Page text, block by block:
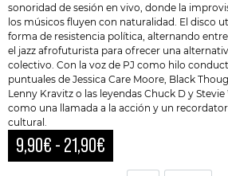
sonoridad de sesión en vivo, donde la
los músicos fluyen con naturalidad. El disco
forma de resistencia política, alternando
el jazz afrofuturista para ofrecer una
colectivo. Con la voz de PJ como hilo
puntuales de Jessica Care Moore, Black
Lenny Kravitz o las leyendas Chuck D y
como una llamada a la acción y un
cultural.
9,90€ - 21,90€